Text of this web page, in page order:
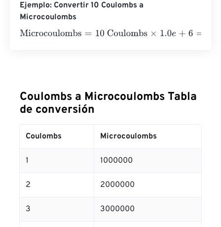
Ejemplo: Convertir 10 Coulombs a
Microcoulombs
Microcoulombs=10 Coulombs×1.0e+ 6= 10000000
Coulombs a Microcoulombs Tabla
de conversión
Coulombs Microcoulombs
1 1000000
2 2000000
3 3000000